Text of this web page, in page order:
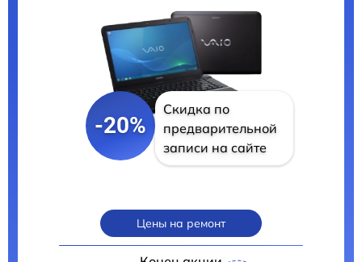
-20%
Скидка по
предварительной
записи на сайте
Цены на ремонт